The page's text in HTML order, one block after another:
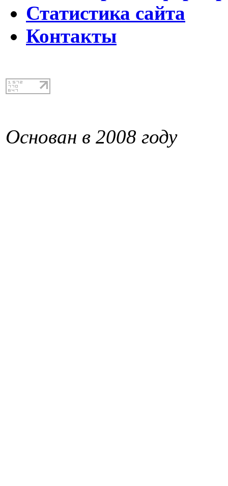
Статистика сайта
Контакты
Основан в 2008 году